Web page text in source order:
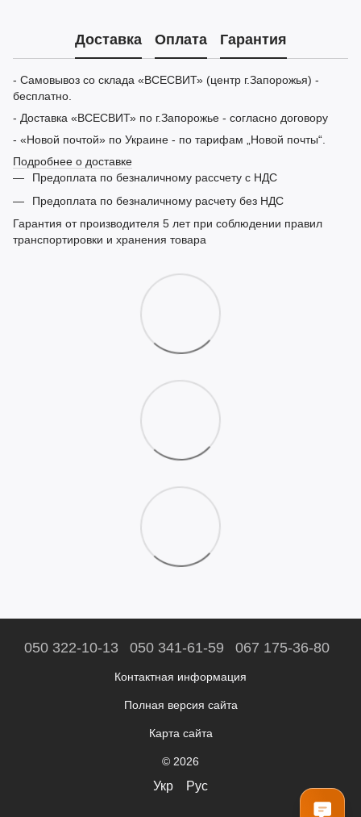
Доставка Оплата Гарантия
- Самовывоз со склада «ВСЕСВИТ» (центр г.Запорожья) -
бесплатно.
- Доставка «ВСЕСВИТ» по г.Запорожье - согласно договору
- «Новой почтой» по Украине - по тарифам „Новой почты“.
Подробнее о доставке
Предоплата по безналичному рассчету с НДС
Предоплата по безналичному расчету без НДС
Гарантия от производителя 5 лет при соблюдении правил
транспортировки и хранения товара
050 322-10-13 050 341-61-59 067 175-36-80
Контактная информация
Полная версия сайта
Карта сайта
© 2026
Укр Рус